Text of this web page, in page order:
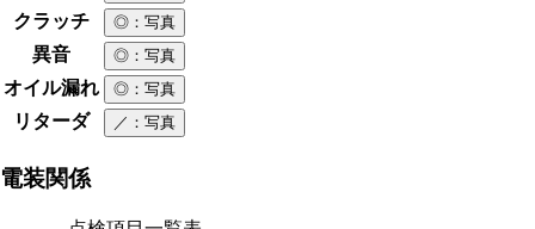
クラッチ ◎ ：写真
異音 ◎ ：写真
オイル漏れ ◎ ：写真
リターダ ／ ：写真
電装関係